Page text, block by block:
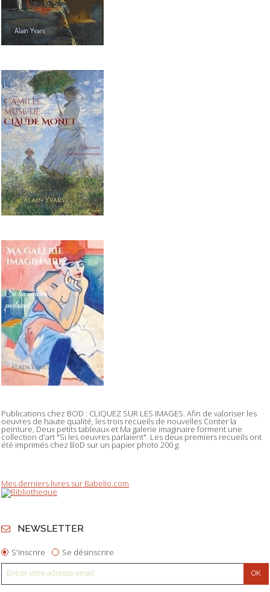
Publications chez BOD : CLIQUEZ SUR LES IMAGES. Afin de valoriser les
oeuvres de haute qualité, les trois recueils de nouvelles Conter la
peinture, Deux petits tableaux et Ma galerie imaginaire forment une
collection d'art "Si les oeuvres parlaient". Les deux premiers recueils ont
été imprimés chez BoD sur un papier photo 200 g.
Mes derniers livres sur Babelio.com
NEWSLETTER
S'inscrire Se désinscrire